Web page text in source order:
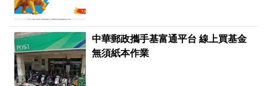
中華郵政攜手基富通平台 線上買基金
無須紙本作業